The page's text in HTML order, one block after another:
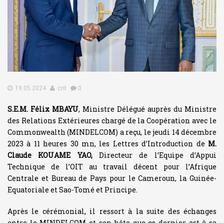
19.05.2024 cnt 0
S.E.M. Félix MBAYU, Ministre Délégué auprès du Ministre
des Relations Extérieures chargé de la Coopération avec le
Commonwealth (MINDELCOM) a reçu, le jeudi 14 décembre
2023 à 11 heures 30 mn, les Lettres d’Introduction de M.
Claude KOUAME YAO, Directeur de l’Equipe d’Appui
Technique de l’OIT au travail décent pour l’Afrique
Centrale et Bureau de Pays pour le Cameroun, la Guinée-
Equatoriale et Sao-Tomé et Principe.
Après le cérémonial, il ressort à la suite des échanges